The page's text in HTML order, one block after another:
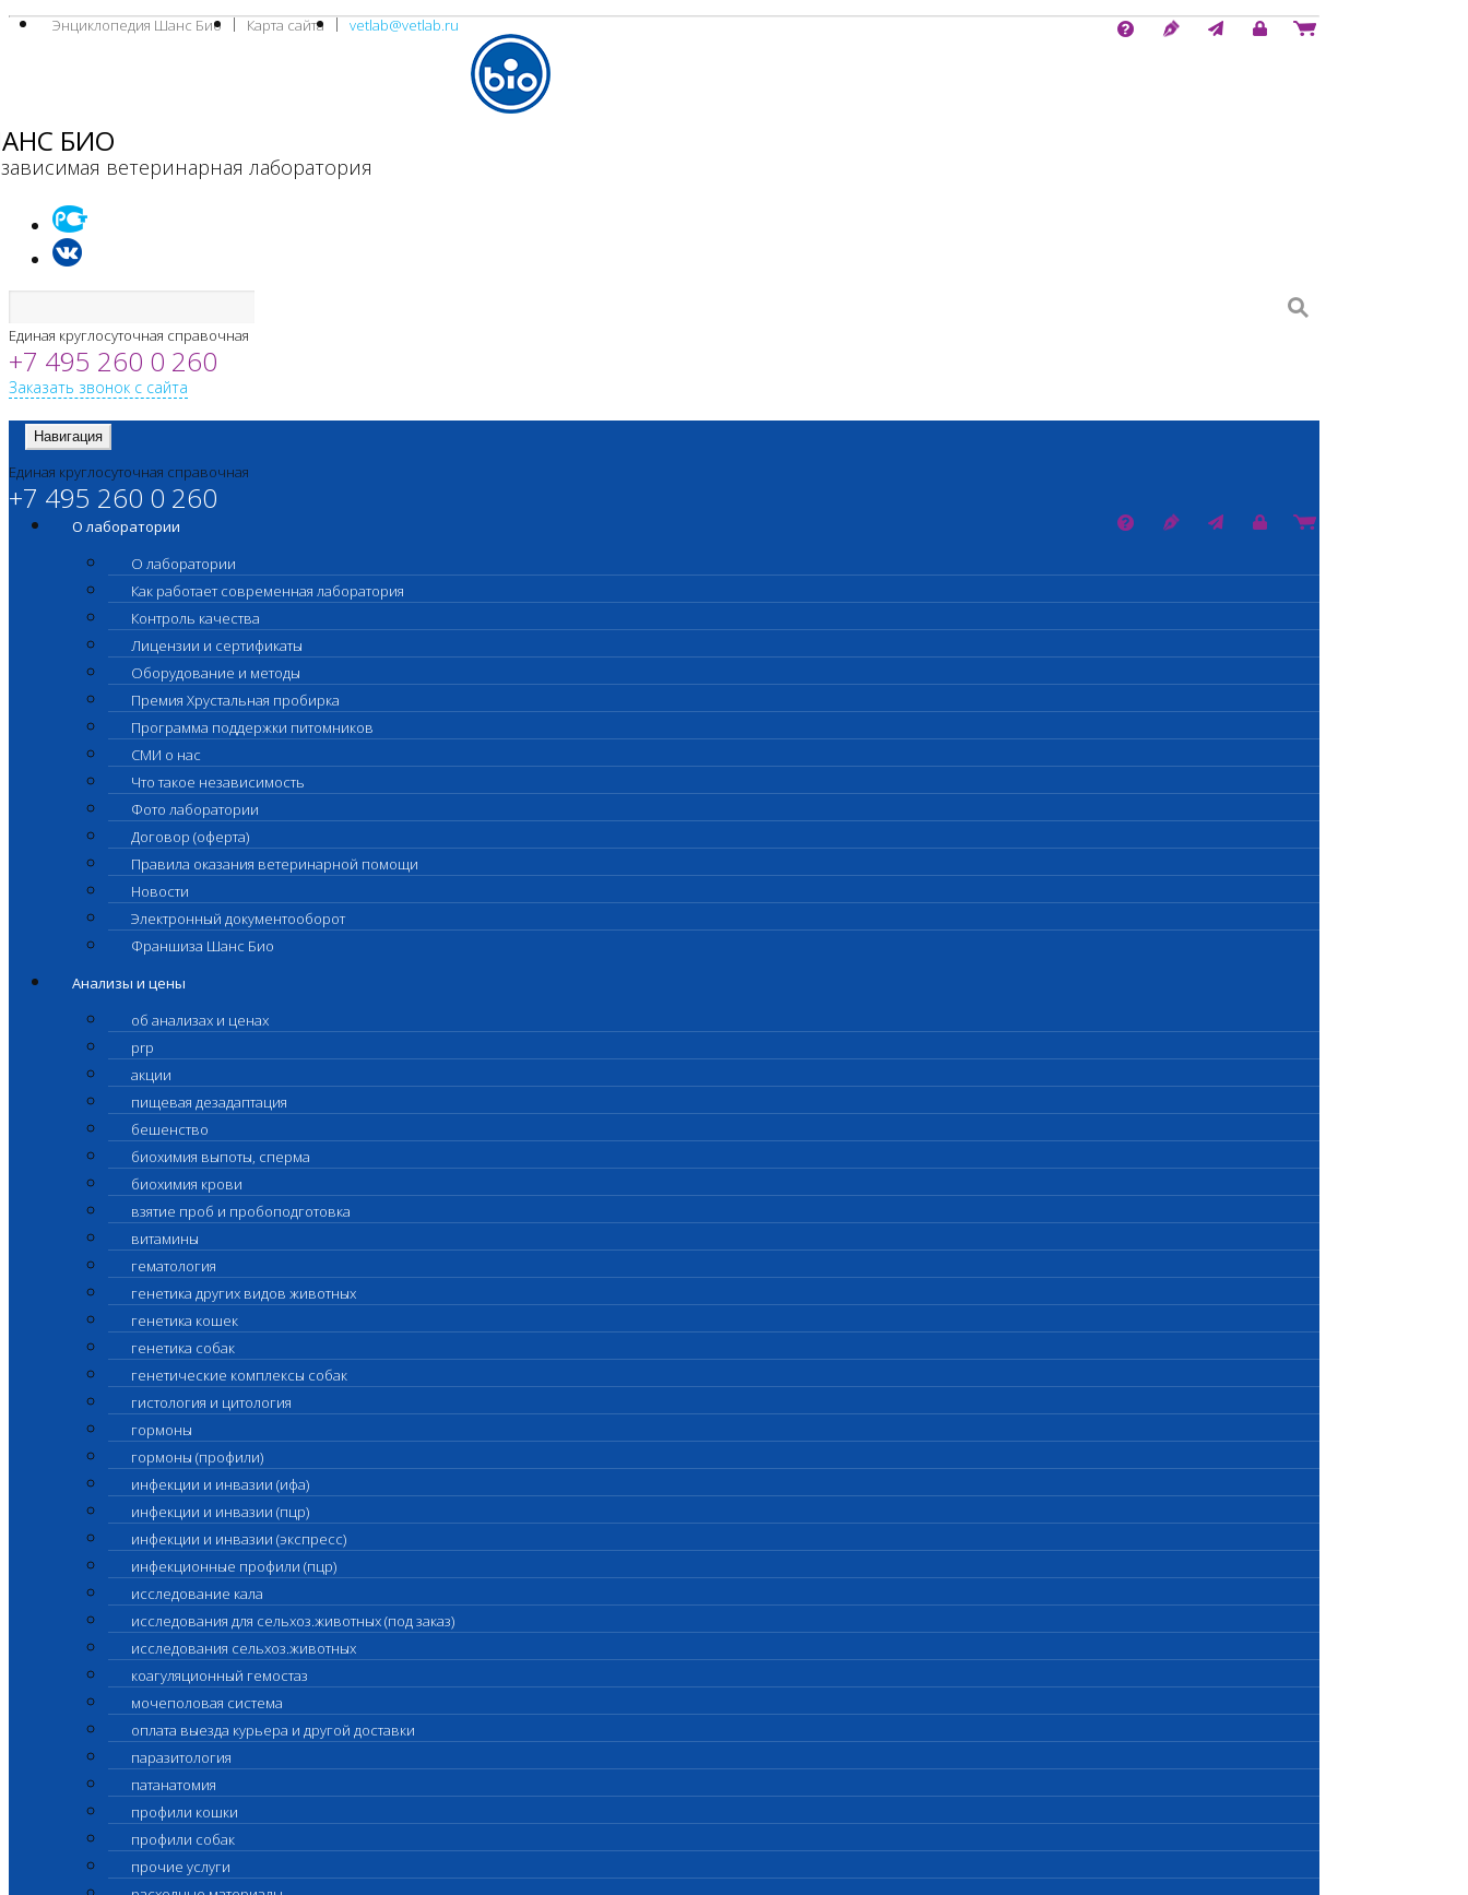
Энциклопедия Шанс Био Карта сайта vetlab@vetlab.ru
БИО
ветеринарная лаборатория
Единая круглосуточная справочная
+7 495 260 0 260
Заказать звонок с сайта
Навигация
Единая круглосуточная справочная
+7 495 260 0 260
О лаборатории
О лаборатории
Как работает современная лаборатория
Контроль качества
Лицензии и сертификаты
Оборудование и методы
Премия Хрустальная пробирка
Программа поддержки питомников
СМИ о нас
Что такое независимость
Фото лаборатории
Договор (оферта)
Правила оказания ветеринарной помощи
Новости
Электронный документооборот
Франшиза Шанс Био
Анализы и цены
об анализах и ценах
prp
акции
пищевая дезадаптация
бешенство
биохимия выпоты, сперма
биохимия крови
взятие проб и пробоподготовка
витамины
гематология
генетика других видов животных
генетика кошек
генетика собак
генетические комплексы собак
гистология и цитология
гормоны
гормоны (профили)
инфекции и инвазии (ифа)
инфекции и инвазии (пцр)
инфекции и инвазии (экспресс)
инфекционные профили (пцр)
исследование кала
исследования для сельхоз.животных (под заказ)
исследования сельхоз.животных
коагуляционный гемостаз
мочеполовая система
оплата выезда курьера и другой доставки
паразитология
патанатомия
профили кошки
профили собак
прочие услуги